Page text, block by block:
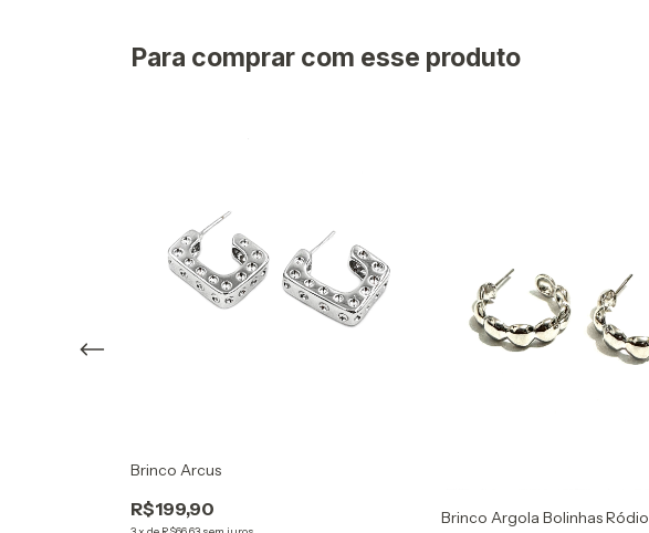
Para comprar com esse produto
Brinco Arcus
R$199,90 Brinco Argola Bolinhas Ródio